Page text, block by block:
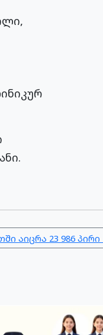
აიცრა 23 986